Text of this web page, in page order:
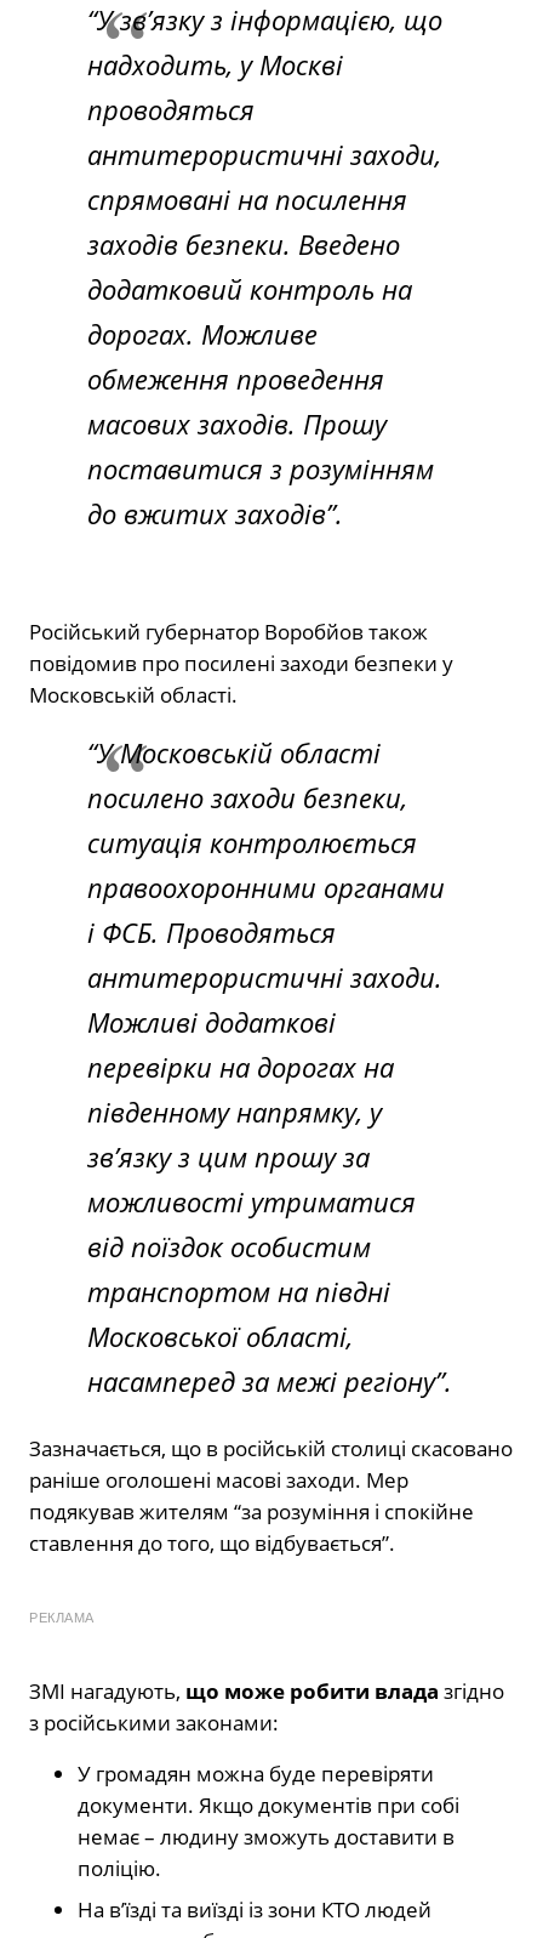
“У зв’язку з інформацією, що
надходить, у Москві
проводяться
антитерористичні заходи,
спрямовані на посилення
заходів безпеки. Введено
додатковий контроль на
дорогах. Можливе
обмеження проведення
масових заходів. Прошу
поставитися з розумінням
до вжитих заходів”.
Російський губернатор Воробйов також
повідомив про посилені заходи безпеки у
Московській області.
“У Московській області
посилено заходи безпеки,
ситуація контролюється
правоохоронними органами
і ФСБ. Проводяться
антитерористичні заходи.
Можливі додаткові
перевірки на дорогах на
південному напрямку, у
зв’язку з цим прошу за
можливості утриматися
від поїздок особистим
транспортом на півдні
Московської області,
насамперед за межі регіону”.
Зазначається, що в російській столиці скасовано
раніше оголошені масові заходи. Мер
подякував жителям “за розуміння і спокійне
ставлення до того, що відбувається”.
РЕКЛАМА
ЗМІ нагадують, що може робити влада згідно
з російськими законами:
У громадян можна буде перевіряти
документи. Якщо документів при собі
немає – людину зможуть доставити в
поліцію.
На в’їзді та виїзді із зони КТО людей